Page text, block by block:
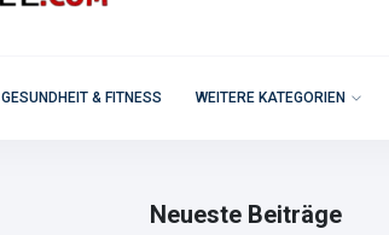
GESUNDHEIT & FITNESS WEITERE KATEGORIEN
Neueste Beiträge